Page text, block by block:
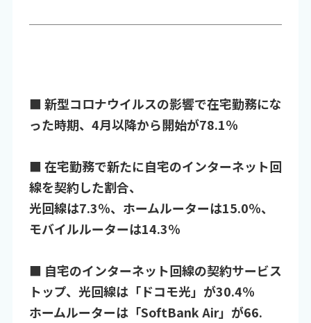
■ 新型コロナウイルスの影響で在宅勤務にな
った時期、4月以降から開始が78.1％
■ 在宅勤務で新たに自宅のインターネット回
線を契約した割合、
光回線は7.3％、ホームルーターは15.0％、
モバイルルーターは14.3％
■ 自宅のインターネット回線の契約サービス
トップ、光回線は「ドコモ光」が30.4％
ホームルーターは「SoftBank Air」が66.